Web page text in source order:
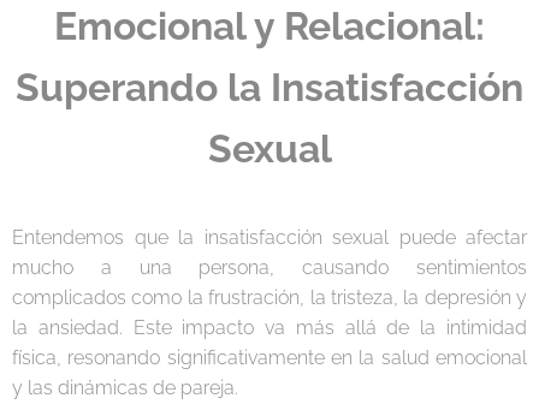
Emocional y Relacional:
Superando la Insatisfacción
Sexual
Entendemos que la insatisfacción sexual puede afectar
mucho a una persona, causando sentimientos
complicados como la frustración, la tristeza, la depresión y
la ansiedad. Este impacto va más allá de la intimidad
física, resonando significativamente en la salud emocional
y las dinámicas de pareja.